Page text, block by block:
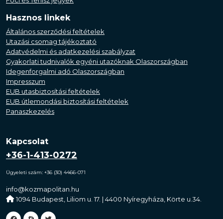
Hasznos linkek
Általános szerződési feltételek
Utazási csomag tájékoztató
Adatvédelmi és adatkezelési szabályzat
Gyakorlati tudnivalók egyéni utazóknak Olaszországban
Idegenforgalmi adó Olaszországban
Impresszum
EUB utasbiztosítási feltételek
EUB útlemondási biztosítási feltételek
Panaszkezelés
Kapcsolat
+36-1-413-0272
Ügyeleti szám: +36 (30) 4466-071
info@kozmapolitan.hu
1094 Budapest, Liliom u. 17. | 4400 Nyíregyháza, Körte u.34.